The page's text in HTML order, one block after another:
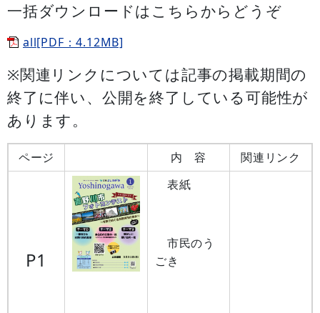
一括ダウンロードはこちらからどうぞ
all[PDF：4.12MB]
※関連リンクについては記事の掲載期間の
終了に伴い、公開を終了している可能性が
あります。
ページ 内 容 関連リンク
P1
表紙
市民のう
ごき